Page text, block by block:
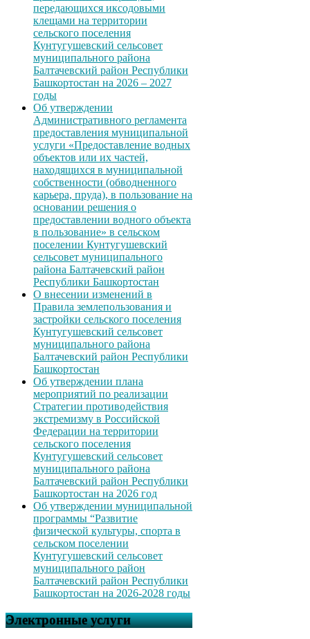
передающихся иксодовыми
клещами на территории
сельского поселения
Кунтугушевский сельсовет
муниципального района
Балтачевский район Республики
Башкортостан на 2026 – 2027
годы
Об утверждении
Административного регламента
предоставления муниципальной
услуги «Предоставление водных
объектов или их частей,
находящихся в муниципальной
собственности (обводненного
карьера, пруда), в пользование на
основании решения о
предоставлении водного объекта
в пользование» в сельском
поселении Кунтугушевский
сельсовет муниципального
района Балтачевский район
Республики Башкортостан
О внесении изменений в
Правила землепользования и
застройки сельского поселения
Кунтугушевский сельсовет
муниципального района
Балтачевский район Республики
Башкортостан
Об утверждении плана
мероприятий по реализации
Стратегии противодействия
экстремизму в Российской
Федерации на территории
сельского поселения
Кунтугушевский сельсовет
муниципального района
Балтачевский район Республики
Башкортостан на 2026 год
Об утверждении муниципальной
программы “Развитие
физической культуры, спорта в
сельском поселении
Кунтугушевский сельсовет
муниципального район
Балтачевский район Республики
Башкортостан на 2026-2028 годы
Электронные услуги